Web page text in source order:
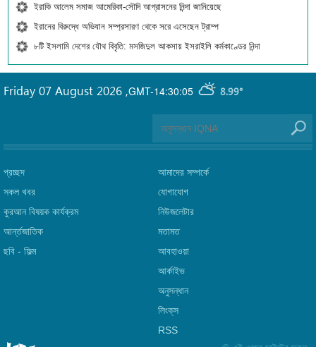
ইরাকি আলেম সমাজ আমেরিকা-সৌদি আগ্রাসনের নিন্দা জানিয়েছে
ইরানের বিরুদ্ধে অভিযান সম্প্রসারণ থেকে সরে এসেছেন ট্রাম্প
৮টি ইসলামি দেশের যৌথ বিবৃতি: মসজিদুল আকসায় ইসরাইলি কর্মকাণ্ডের নিন্দা
GMT-14:30:05 8.99°
Friday 07 August 2026 ,
প্রচ্ছদ
সকল খবর
কুরআন বিষয়ক কার্যক্রম
আর্ন্তজাতিক
ছবি‎ - ফিল্ম
আমাদের সম্পর্কে
যোগাযোগ
নিউজলেটার
মতামত
আবহাওয়া
আর্কাইভ
অনুসন্ধান
লিংক্‌স
RSS